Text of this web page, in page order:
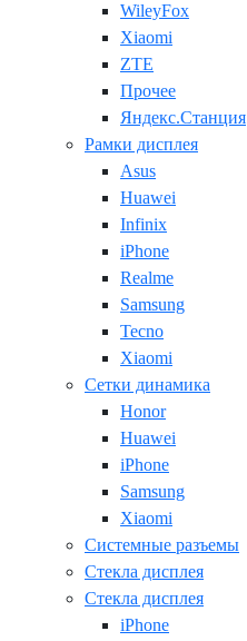
WileyFox
Xiaomi
ZTE
Прочее
Яндекс.Станция
Рамки дисплея
Asus
Huawei
Infinix
iPhone
Realme
Samsung
Tecno
Xiaomi
Сетки динамика
Honor
Huawei
iPhone
Samsung
Xiaomi
Системные разъемы
Стекла дисплея
Стекла дисплея
iPhone